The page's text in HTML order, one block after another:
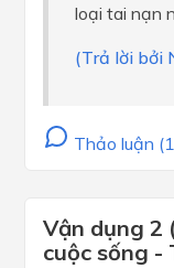
loại tai nạn
(Trả lời bởi
Thảo luận
Vận dụng 2
cuộc sống -